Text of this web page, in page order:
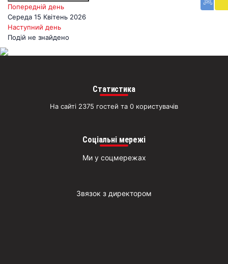
Попередній день
Середа 15 Квітень 2026
Наступний день
Подій не знайдено
Статистика
На сайті 2375 гостей та 0 користувачів
Соціальні мережі
Ми у соцмережах
Звязок з директором